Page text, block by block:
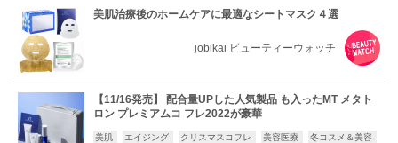
美肌治療後のホームケアに最適なシートマスク４選
jobikai ビューティーウォッチ
【11/16発売】 配合量UPした人気製品 も入ったMT メタト
ロン プレミアムコ フレ2022が豪華
美肌 エイジング クリスマスコフレ 美容医療 冬コスメ＆美容